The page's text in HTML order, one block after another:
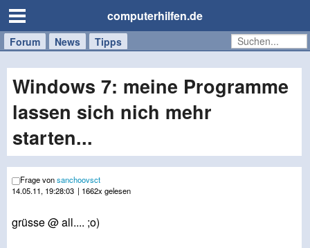
computerhilfen.de
Forum News Tipps
Handy
Tablet
Windows
Mac
Windows 7: meine Programme
lassen sich nich mehr
starten...
Frage vonsanchoovsct
14.05.11, 19:28:03 | 1662x gelesen
grüsse @ all.... ;o)